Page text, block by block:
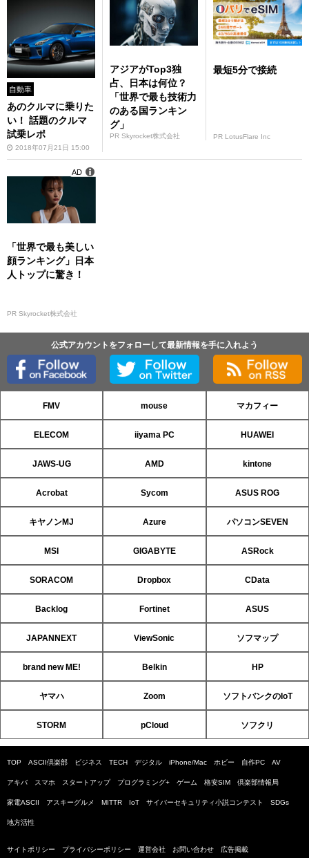
自動車
あのクルマに乗りた
い！ 話題のクルマ
試乗レポ
2018年07月21日 15:00
アジアがTop3独
占、日本は何位？
「世界で最も技術力
のある国ランキン
グ」
PR Skyrocket株式会社
最短5分で接続
PR LotusFlare Inc
「世界で最も美しい
顔ランキング」日本
人トップに驚き！
PR Skyrocket株式会社
AD
公式アカウントをフォローして最新情報を手に入れよう
FMV mouse マカフィー
ELECOM iiyama PC HUAWEI
JAWS-UG AMD kintone
Acrobat Sycom ASUS ROG
キヤノンMJ Azure パソコンSEVEN
MSI GIGABYTE ASRock
SORACOM Dropbox CData
Backlog Fortinet ASUS
JAPANNEXT ViewSonic ソフマップ
brand new ME! Belkin HP
ヤマハ Zoom ソフトバンクのIoT
STORM pCloud ソフクリ
TOP ASCII倶楽部 ビジネス TECH デジタル iPhone/Mac ホビー 自作PC AV
アキバ スマホ スタートアップ プログラミング+ ゲーム 格安SIM 倶楽部情報局
家電ASCII アスキーグルメ MITTR IoT サイバーセキュリティ小説コンテスト SDGs
地方活性
サイトポリシー プライバシーポリシー 運営会社 お問い合わせ 広告掲載